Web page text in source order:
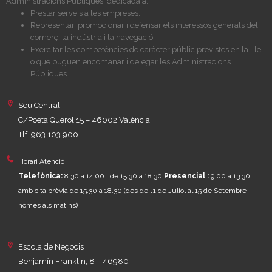
Prestar serveis a les empreses.
Representar, promocionar i defensar els interessos generals del
comerç, la indústria i la navegació.
Exercitar les competències de caràcter públic previstes en la Llei,
o que puguen encomanar i delegar les Administracions
Públiques.
Seu Central
C/Poeta Querol 15 – 46002 València
Tlf. 963 103 900
Horari Atenció
Telefònica: 8.30 a 14.00 i de 15.30 a 18.30 Presencial : 9.00 a 13.30 i
amb cita prèvia de 15.30 a 18.30 (des de l’1 de Juliol al 15 de Setembre
només als matins)
Escola de Negocis
Benjamín Franklin, 8 – 46980